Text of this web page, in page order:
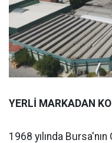
YERLİ MARKADAN
1968 yılında